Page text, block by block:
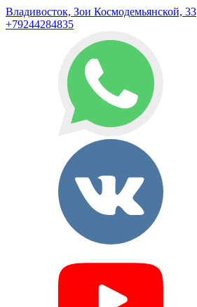
Владивосток, Зои Космодемьянской, 33
+79244284835